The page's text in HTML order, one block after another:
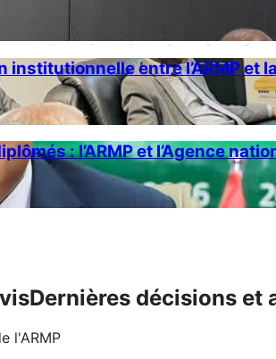
entre l’ARMP et
: l’ARMP et l’Agence
Dernières décisions et
l'ARMP